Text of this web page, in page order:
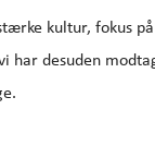
kultur, fokus
har desuden